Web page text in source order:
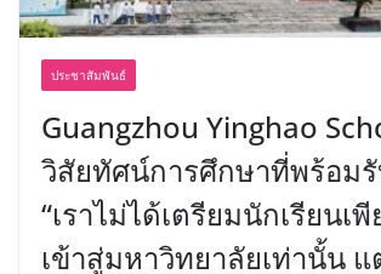
ประชาสัมพันธ์
Guangzhou Yinghao
วิสัยทัศน์การศึกษาที่พร้อม
“เราไม่ได้เตรียมนักเรียนเ
เข้าสู่มหาวิทยาลัยเท่านั้น แ